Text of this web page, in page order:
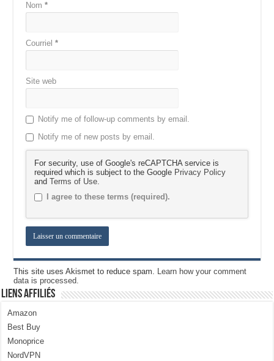
Nom*
Courriel*
Site web
Notify me of follow-up comments by email.
Notify me of new posts by email.
For security, use of Google's reCAPTCHA service is
required which is subject to the Google Privacy Policy
andTerms of Use.
I agree to these terms (required).
This site uses Akismet to reduce spam. Learn how your comment
data is processed.
Liens Affiliés
Amazon
Best Buy
Monoprice
NordVPN